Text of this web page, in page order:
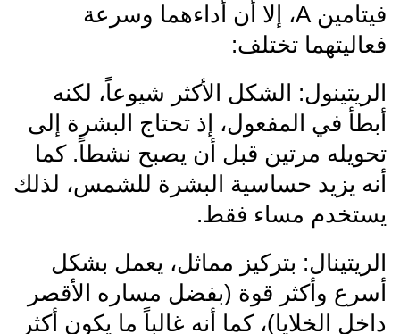
فيتامين A، إلا أن أداءهما وسرعة
فعاليتهما تختلف:
الريتينول: الشكل الأكثر شيوعاً، لكنه
أبطأ في المفعول، إذ تحتاج البشرة إلى
تحويله مرتين قبل أن يصبح نشطاً. كما
أنه يزيد حساسية البشرة للشمس، لذلك
يستخدم مساء فقط.
الريتينال: بتركيز مماثل، يعمل بشكل
أسرع وأكثر قوة (بفضل مساره الأقصر
داخل الخلايا)، كما أنه غالباً ما يكون أكثر